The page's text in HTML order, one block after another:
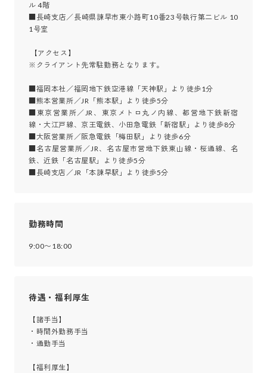
ル 4階
■長崎支店／長崎県諫早市東小路町10番23号執行第二ビル 10
1号室
※クライアント先常駐勤務となります。
■福岡本社／福岡地下鉄空港線「天神駅」より徒歩1分
■熊本営業所／JR「熊本駅」より徒歩5分
■東京営業所／JR、東京メトロ丸ノ内線、都営地下鉄新宿
線・大江戸線、京王電鉄、小田急電鉄「新宿駅」より徒歩8分
■大阪営業所／阪急電鉄「梅田駅」より徒歩6分
■名古屋営業所／JR、名古屋市営地下鉄東山線・桜通線、名
鉄、近鉄「名古屋駅」より徒歩5分
■長崎支店／JR「本諫早駅」より徒歩5分
勤務時間
9:00〜18:00
待遇・福利厚生
【諸手当】
・時間外勤務手当
・通勤手当
【福利厚生】